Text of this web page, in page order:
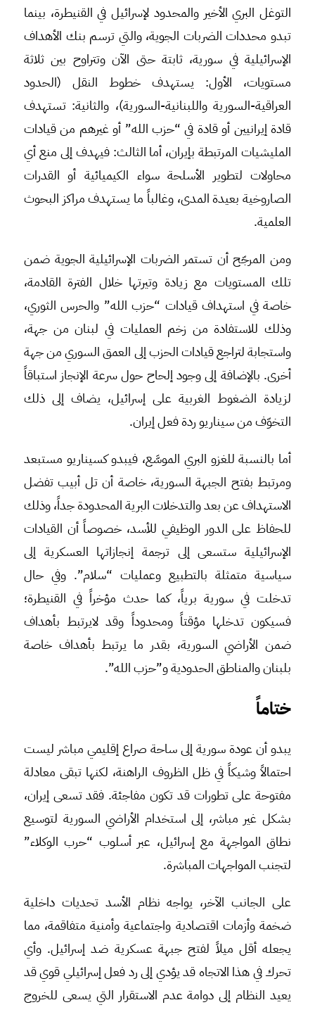
التوغل البري الأخير والمحدود لإسرائيل في القنيطرة، بينما
تبدو محددات الضربات الجوية، والتي ترسم بنك الأهداف
الإسرائيلية في سورية، ثابتة حتى الآن وتتراوح بين ثلاثة
مستويات، الأول: يستهدف خطوط النقل (الحدود
العراقية-السورية واللبنانية-السورية)، والثانية: تستهدف
قادة إيرانيين أو قادة في “حزب الله” أو غيرهم من قيادات
المليشيات المرتبطة بإيران، أما الثالث: فيهدف إلى منع أي
محاولات لتطوير الأسلحة سواء الكيميائية أو القدرات
الصاروخية بعيدة المدى، وغالباً ما يستهدف مراكز البحوث
العلمية.
ومن المرجّح أن تستمر الضربات الإسرائيلية الجوية ضمن
تلك المستويات مع زيادة وتيرتها خلال الفترة القادمة،
خاصة في استهداف قيادات “حزب الله” والحرس الثوري،
وذلك للاستفادة من زخم العمليات في لبنان من جهة،
واستجابة لتراجع قيادات الحزب إلى العمق السوري من جهة
أخرى. بالإضافة إلى وجود إلحاح حول سرعة الإنجاز استباقاً
لزيادة الضغوط الغربية على إسرائيل، يضاف إلى ذلك
التخوّف من سيناريو ردة فعل إيران.
أما بالنسبة للغزو البري الموسَّع، فيبدو كسيناريو مستبعد
ومرتبط بفتح الجبهة السورية، خاصة أن تل أبيب تفضل
الاستهداف عن بعد والتدخلات البرية المحدودة جداً، وذلك
للحفاظ على الدور الوظيفي للأسد، خصوصاً أن القيادات
الإسرائيلية ستسعى إلى ترجمة إنجازاتها العسكرية إلى
سياسية متمثلة بالتطبيع وعمليات “سلام”. وفي حال
تدخلت في سورية برياً، كما حدث مؤخراً في القنيطرة؛
فسيكون تدخلها مؤقتاً ومحدوداً وقد لايرتبط بأهداف
ضمن الأراضي السورية، بقدر ما يرتبط بأهداف خاصة
بلبنان والمناطق الحدودية و”حزب الله”.
ختاماً
يبدو أن عودة سورية إلى ساحة صراع إقليمي مباشر ليست
احتمالاً وشيكاً في ظل الظروف الراهنة، لكنها تبقى معادلة
مفتوحة على تطورات قد تكون مفاجئة. فقد تسعى إيران،
بشكل غير مباشر، إلى استخدام الأراضي السورية لتوسيع
نطاق المواجهة مع إسرائيل، عبر أسلوب “حرب الوكلاء”
لتجنب المواجهات المباشرة.
على الجانب الآخر، يواجه نظام الأسد تحديات داخلية
ضخمة وأزمات اقتصادية واجتماعية وأمنية متفاقمة، مما
يجعله أقل ميلاً لفتح جبهة عسكرية ضد إسرائيل. وأي
تحرك في هذا الاتجاه قد يؤدي إلى رد فعل إسرائيلي قوي قد
يعيد النظام إلى دوامة عدم الاستقرار التي يسعى للخروج